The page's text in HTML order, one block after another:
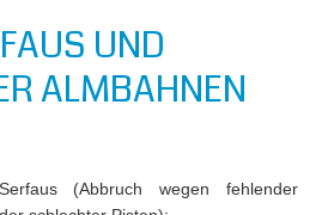
UND
ALMBAHNEN
(Abbruch wegen fehlender